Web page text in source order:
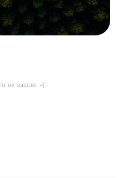
не нашли :-(.